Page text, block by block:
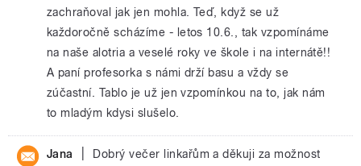
zachraňoval jak jen mohla. Teď, když se už
každoročně scházíme - letos 10.6., tak vzpomínáme
na naše alotria a veselé roky ve škole i na internátě!!
A paní profesorka s námi drží basu a vždy se
zúčastní. Tablo je už jen vzpomínkou na to, jak nám
to mladým kdysi slušelo.
Jana
Dobrý večer linkařům a děkuji za možnost